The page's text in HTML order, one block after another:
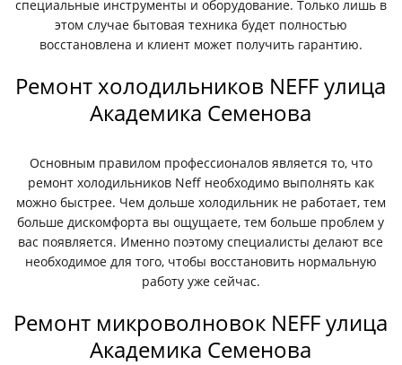
специальные инструменты и оборудование. Только лишь в
этом случае бытовая техника будет полностью
восстановлена и клиент может получить гарантию.
Ремонт холодильников NEFF улица
Академика Семенова
Основным правилом профессионалов является то, что
ремонт холодильников Neff необходимо выполнять как
можно быстрее. Чем дольше холодильник не работает, тем
больше дискомфорта вы ощущаете, тем больше проблем у
вас появляется. Именно поэтому специалисты делают все
необходимое для того, чтобы восстановить нормальную
работу уже сейчас.
Ремонт микроволновок NEFF улица
Академика Семенова